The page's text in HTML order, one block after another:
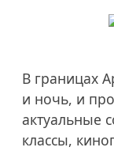
В границах
и ночь, и
актуальные
классы,